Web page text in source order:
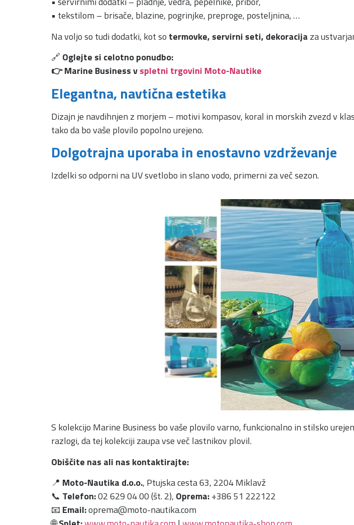
• tekstilom – brisače, blazine, pogrinjke, preproge, posteljnina, …
Na voljo so tudi dodatki, kot so termovke, servirni seti, dekoracija za
🔗 Oglejte si celotno ponudbo:
👉 Marine Business vspletni trgovini Moto-Nautike
Elegantna, navtična estetika
Dizajn je navdihnjen z morjem – motivi kompasov, koral in morskih zvezd v
tako da bo vaše plovilo popolno urejeno.
Dolgotrajna uporaba in enostavno vzdrževanje
Izdelki so odporni na UV svetlobo in slano vodo, primerni za več sezon.
S kolekcijo Marine Business bo vaše plovilo varno, funkcionalno in stilsko
razlogi, da tej kolekciji zaupa vse več lastnikov plovil.
Obiščite nas ali nas kontaktirajte:
📍 Moto-Nautika d.o.o., Ptujska cesta 63, 2204 Miklavž
📞 Telefon:02 629 04 00 (št. 2), Oprema:+386 51 222122
📧 Email:oprema@moto-nautika.com